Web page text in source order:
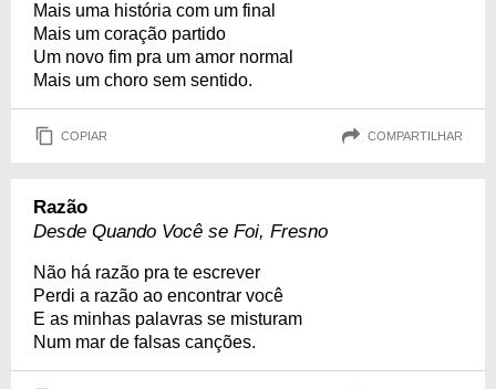
Mais uma história com um final
Mais um coração partido
Um novo fim pra um amor normal
Mais um choro sem sentido.
COPIAR COMPARTILHAR
Razão
Desde Quando Você se Foi, Fresno
Não há razão pra te escrever
Perdi a razão ao encontrar você
E as minhas palavras se misturam
Num mar de falsas canções.